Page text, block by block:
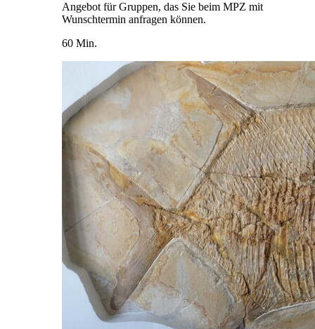
Angebot für Gruppen, das Sie beim MPZ mit
Wunschtermin anfragen können.
60 Min.